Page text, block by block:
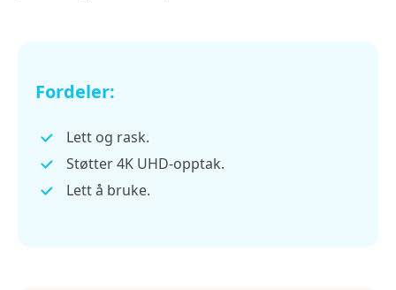
Fordeler:
Lett og rask.
Støtter 4K UHD-opptak.
Lett å bruke.